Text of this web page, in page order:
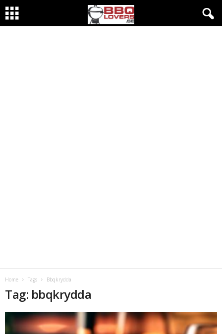
Home Tags Bbqkrydda
Tag: bbqkrydda